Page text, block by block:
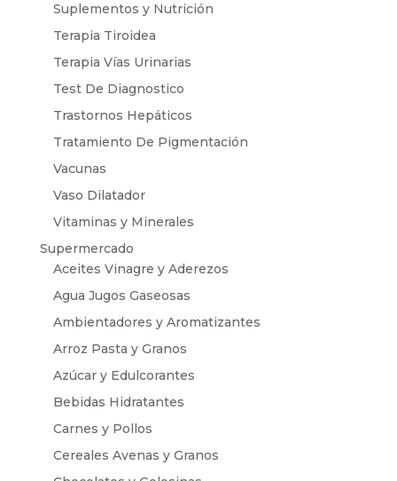
Suplementos y Nutrición
Terapia Tiroidea
Terapia Vías Urinarias
Test De Diagnostico
Trastornos Hepáticos
Tratamiento De Pigmentación
Vacunas
Vaso Dilatador
Vitaminas y Minerales
Supermercado
Aceites Vinagre y Aderezos
Agua Jugos Gaseosas
Ambientadores y Aromatizantes
Arroz Pasta y Granos
Azúcar y Edulcorantes
Bebidas Hidratantes
Carnes y Pollos
Cereales Avenas y Granos